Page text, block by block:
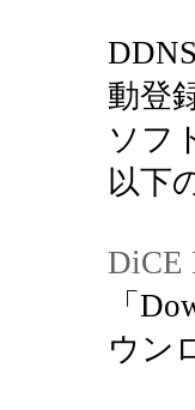
動登
ソフ
以下
DiCE
「
ウン